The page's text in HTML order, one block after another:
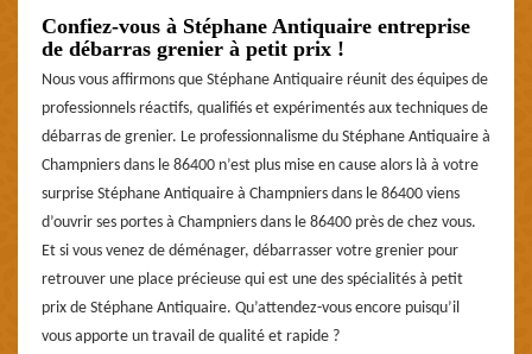
Confiez-vous à Stéphane Antiquaire entreprise
de débarras grenier à petit prix !
Nous vous affirmons que Stéphane Antiquaire réunit des équipes de
professionnels réactifs, qualifiés et expérimentés aux techniques de
débarras de grenier. Le professionnalisme du Stéphane Antiquaire à
Champniers dans le 86400 n’est plus mise en cause alors là à votre
surprise Stéphane Antiquaire à Champniers dans le 86400 viens
d’ouvrir ses portes à Champniers dans le 86400 près de chez vous.
Et si vous venez de déménager, débarrasser votre grenier pour
retrouver une place précieuse qui est une des spécialités à petit
prix de Stéphane Antiquaire. Qu’attendez-vous encore puisqu’il
vous apporte un travail de qualité et rapide ?